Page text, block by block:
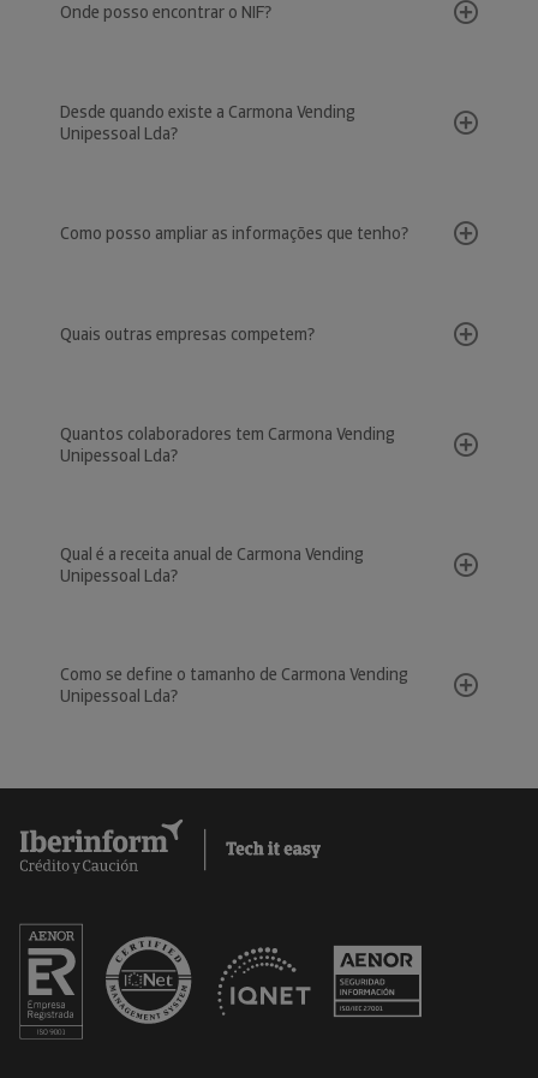
Onde posso encontrar o NIF?
Desde quando existe a Carmona Vending
Unipessoal Lda?
Como posso ampliar as informações que tenho?
Quais outras empresas competem?
Quantos colaboradores tem Carmona Vending
Unipessoal Lda?
Qual é a receita anual de Carmona Vending
Unipessoal Lda?
Como se define o tamanho de Carmona Vending
Unipessoal Lda?